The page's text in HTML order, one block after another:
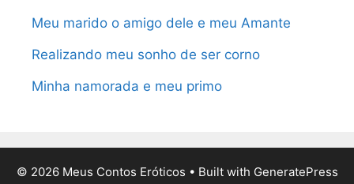
Meu marido o amigo dele e meu Amante
Realizando meu sonho de ser corno
Minha namorada e meu primo
© 2026 Meus Contos Eróticos • Built with GeneratePress